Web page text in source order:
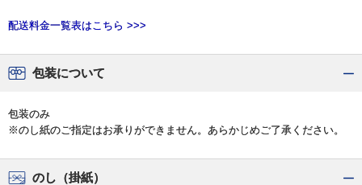
配送料金一覧表はこちら >>>
包装について
包装のみ
※のし紙のご指定はお承りができません。あらかじめご了承ください。
のし（掛紙）